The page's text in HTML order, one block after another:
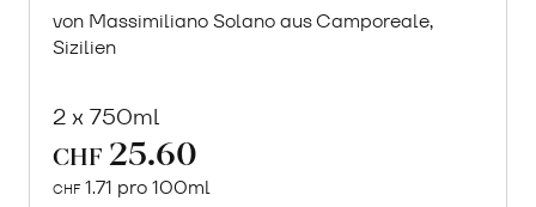
von Massimiliano Solano aus Camporeale,
Sizilien
2 x 750ml
CHF 25.60
CHF 1.71 pro 100ml